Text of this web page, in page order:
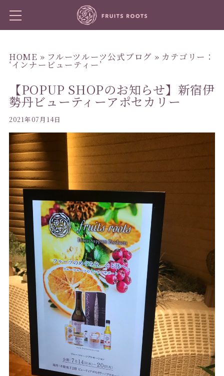
HOME » フルーツルーツ公式ブログ » カテゴリー：
‘インナービューティー’
【POPUP SHOPのお知らせ】新宿伊
勢丹ビューティーアポセカリー
2021年07月14日